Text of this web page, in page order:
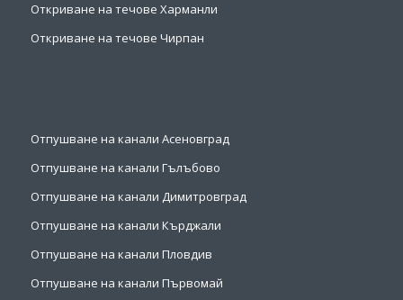
Откриване на течове Харманли
Откриване на течове Чирпан
Отпушване на канали Асеновград
Отпушване на канали Гълъбово
Отпушване на канали Димитровград
Отпушване на канали Кърджали
Отпушване на канали Пловдив
Отпушване на канали Първомай